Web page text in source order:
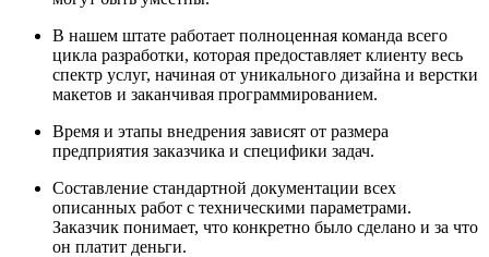
В нашем штате работает полноценная команда всего
цикла разработки, которая предоставляет клиенту весь
спектр услуг, начиная от уникального дизайна и верстки
макетов и заканчивая программированием.
Время и этапы внедрения зависят от размера
предприятия заказчика и специфики задач.
Составление стандартной документации всех
описанных работ с техническими параметрами.
Заказчик понимает, что конкретно было сделано и за что
он платит деньги.